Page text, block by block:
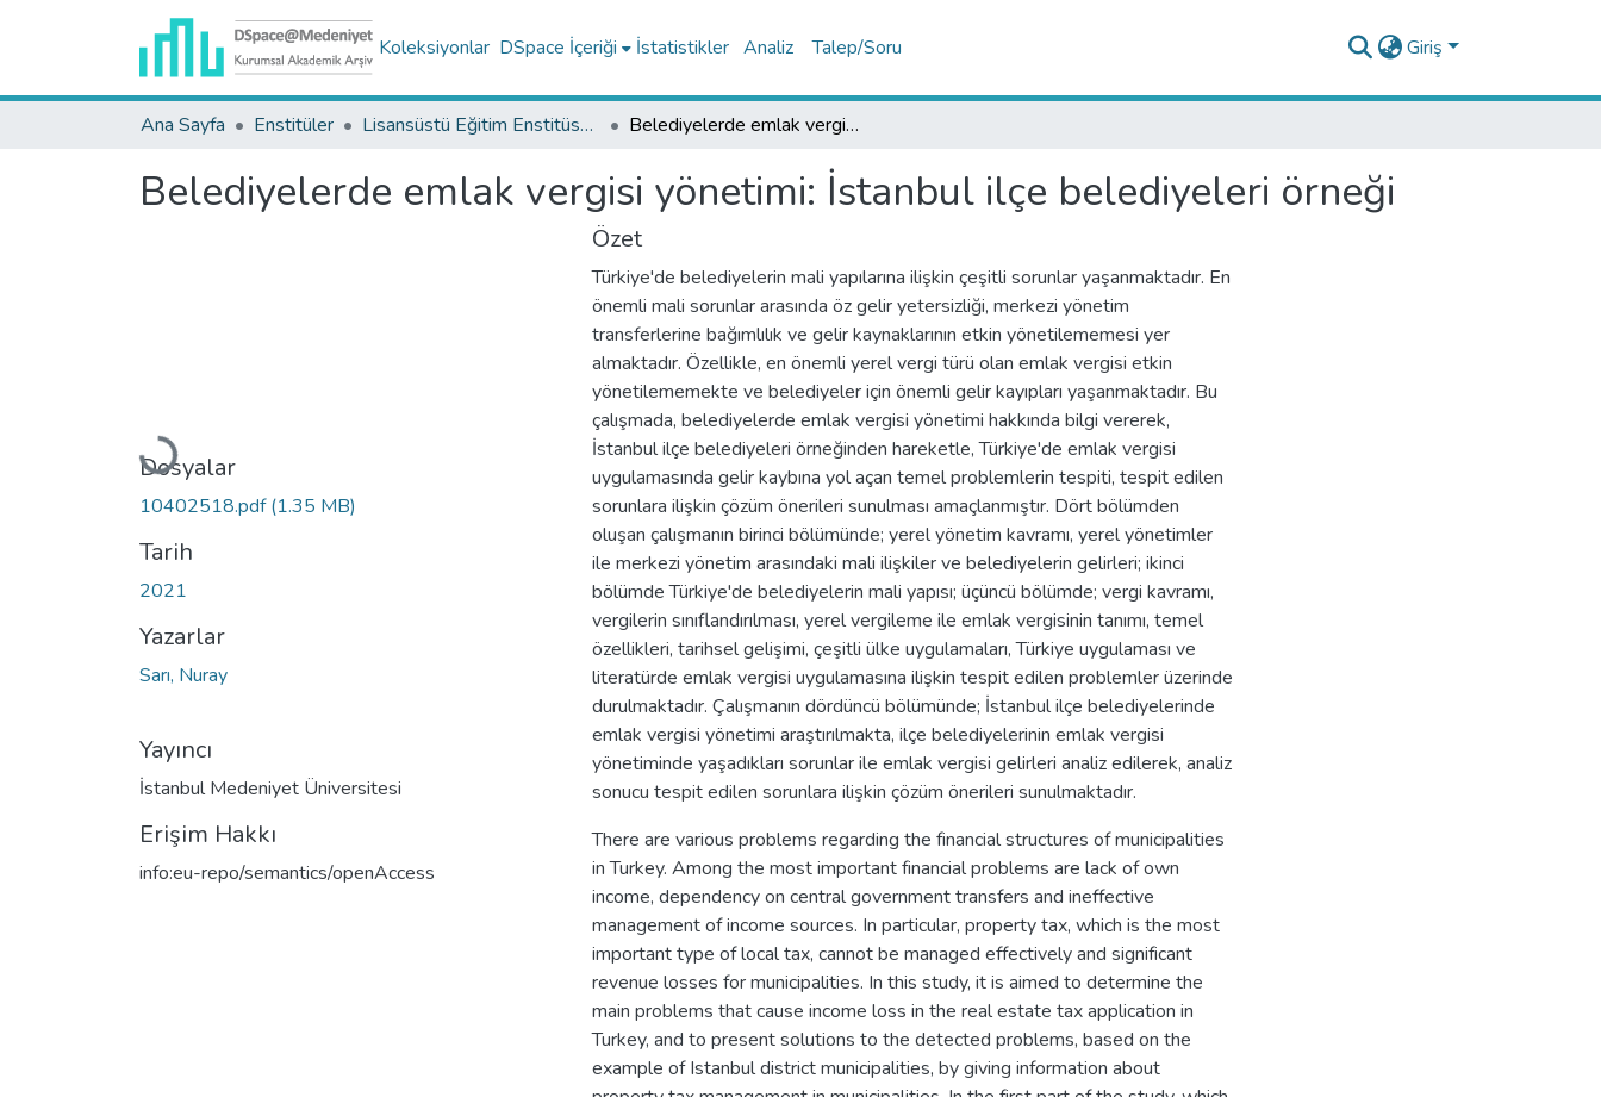
Koleksiyonlar DSpace İçeriği İstatistikler Analiz Talep/Soru Giriş
Ana Sayfa Enstitüler Lisansüstü Eğitim Enstitüsü Tez Koleksiyonu Belediyelerde emlak vergisi yönetimi: İstanbul ilçe belediyeleri örneği
Belediyelerde emlak vergisi yönetimi: İstanbul ilçe belediyeleri örneği
Yükleniyor...
Dosyalar
10402518.pdf(1.35 MB)
Tarih
2021
Yazarlar
Sarı, Nuray
Yayıncı
İstanbul Medeniyet Üniversitesi
Erişim Hakkı
info:eu-repo/semantics/openAccess
Özet
Türkiye'de belediyelerin mali yapılarına ilişkin çeşitli sorunlar yaşanmaktadır. En
önemli mali sorunlar arasında öz gelir yetersizliği, merkezi yönetim
transferlerine bağımlılık ve gelir kaynaklarının etkin yönetilememesi yer
almaktadır. Özellikle, en önemli yerel vergi türü olan emlak vergisi etkin
yönetilememekte ve belediyeler için önemli gelir kayıpları yaşanmaktadır. Bu
çalışmada, belediyelerde emlak vergisi yönetimi hakkında bilgi vererek,
İstanbul ilçe belediyeleri örneğinden hareketle, Türkiye'de emlak vergisi
uygulamasında gelir kaybına yol açan temel problemlerin tespiti, tespit edilen
sorunlara ilişkin çözüm önerileri sunulması amaçlanmıştır. Dört bölümden
oluşan çalışmanın birinci bölümünde; yerel yönetim kavramı, yerel yönetimler
ile merkezi yönetim arasındaki mali ilişkiler ve belediyelerin gelirleri; ikinci
bölümde Türkiye'de belediyelerin mali yapısı; üçüncü bölümde; vergi kavramı,
vergilerin sınıflandırılması, yerel vergileme ile emlak vergisinin tanımı, temel
özellikleri, tarihsel gelişimi, çeşitli ülke uygulamaları, Türkiye uygulaması ve
literatürde emlak vergisi uygulamasına ilişkin tespit edilen problemler üzerinde
durulmaktadır. Çalışmanın dördüncü bölümünde; İstanbul ilçe belediyelerinde
emlak vergisi yönetimi araştırılmakta, ilçe belediyelerinin emlak vergisi
yönetiminde yaşadıkları sorunlar ile emlak vergisi gelirleri analiz edilerek, analiz
sonucu tespit edilen sorunlara ilişkin çözüm önerileri sunulmaktadır.
There are various problems regarding the financial structures of municipalities
in Turkey. Among the most important financial problems are lack of own
income, dependency on central government transfers and ineffective
management of income sources. In particular, property tax, which is the most
important type of local tax, cannot be managed effectively and significant
revenue losses for municipalities. In this study, it is aimed to determine the
main problems that cause income loss in the real estate tax application in
Turkey, and to present solutions to the detected problems, based on the
example of Istanbul district municipalities, by giving information about